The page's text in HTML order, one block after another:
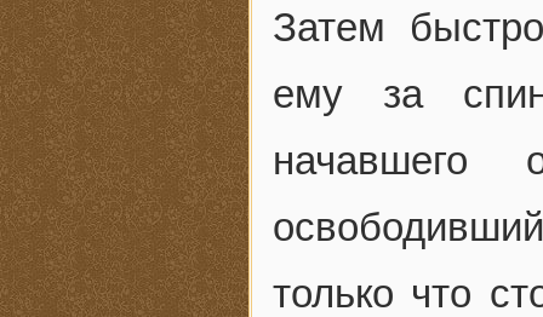
Затем
ему за
начавшего
только что